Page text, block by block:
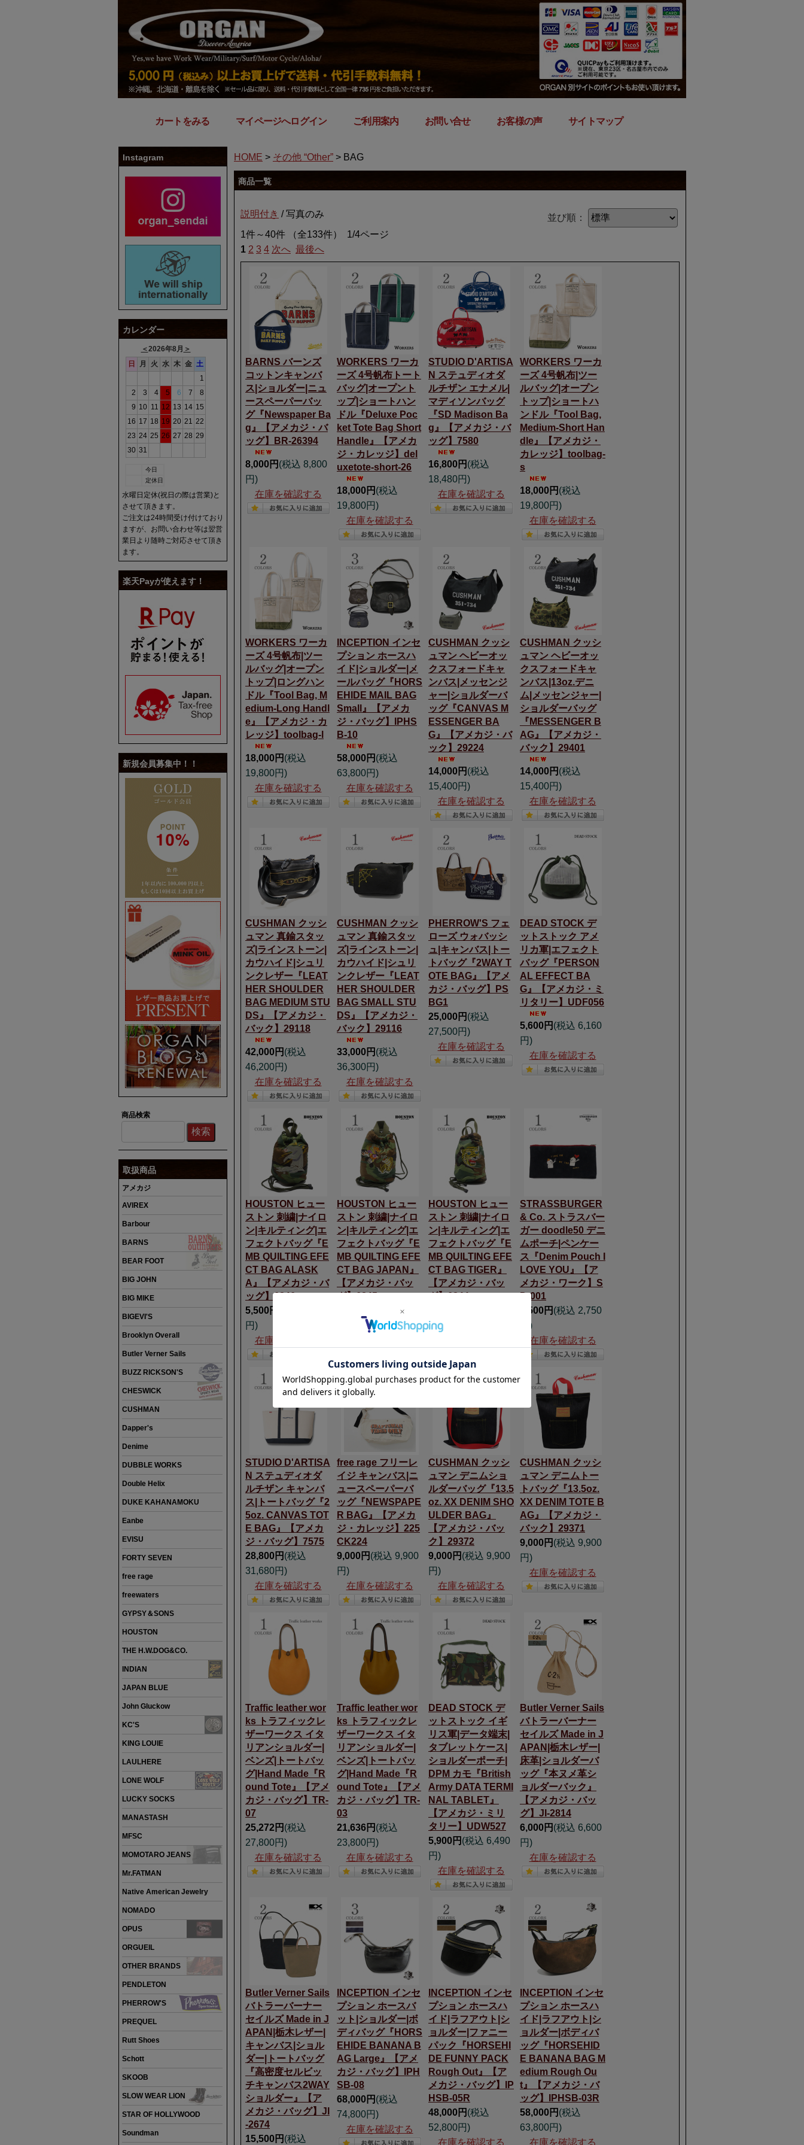
カートをみる マイページへログイン ご利用案内 お問い合せ お客様の声 サイトマップ
Instagram
カレンダー
＜2026年8月 ＞
日
月 火 水 木 金 土
1
2
3 4 5 6 7
8
9 10 11 12 13 14 15
16 17 18 19 20 21 22
23 24 25 26 27 28 29
30 31
今日
定休日
水曜日定休(祝日の際は営業)と
させて頂きます。
ご注文は24時間受け付けており
ますが、お問い合わせ等は翌営
業日より随時ご対応させて頂き
ます。
楽天Payが使えます！
新規会員募集中！！
商品検索
取扱商品
アメカジ
AVIREX
Barbour
BARNS
BEAR FOOT
BIG JOHN
BIG MIKE
BIGEVI'S
Brooklyn Overall
Butler Verner Sails
BUZZ RICKSON'S
CHESWICK
CUSHMAN
Dapper's
Denime
DUBBLE WORKS
Double Helix
DUKE KAHANAMOKU
Eanbe
EVISU
FORTY SEVEN
free rage
freewaters
GYPSY＆SONS
HOUSTON
THE H.W.DOG&CO.
INDIAN
JAPAN BLUE
John Gluckow
KC'S
KING LOUIE
LAULHERE
LONE WOLF
LUCKY SOCKS
MANASTASH
MFSC
MOMOTARO JEANS
Mr.FATMAN
Native American Jewelry
NOMADO
OPUS
ORGUEIL
OTHER BRANDS
PENDLETON
PHERROW'S
PREQUEL
Rutt Shoes
Schott
SKOOB
SLOW WEAR LION
STAR OF HOLLYWOOD
Soundman
HOME > その他 “Other” > BAG
商品一覧
並び順：
説明付き / 写真のみ
1件～40件 （全133件） 1/4ページ
1 2 3 4 次へ 最後へ
BARNS バーンズ
コットンキャンバ
ス|ショルダー|ニュ
ースペーパーバッ
グ『Newspaper Ba
g』【アメカジ・バ
ッグ】BR-26394
8,000円 (税込 8,800
円)
在庫を確認する
WORKERS ワーカ
ーズ 4号帆布トート
バッグ|オープント
ップ|ショートハン
ドル『Deluxe Poc
ket Tote Bag Short
Handle』【アメカ
ジ・カレッジ】del
uxetote-short-26
18,000円 (税込
19,800円)
在庫を確認する
STUDIO D'ARTISA
N ステュディオダ
ルチザン エナメル|
マディソンバッグ
『SD Madison Ba
g』【アメカジ・バ
ッグ】7580
16,800円 (税込
18,480円)
在庫を確認する
WORKERS ワーカ
ーズ 4号帆布|ツー
ルバッグ|オープン
トップ|ショートハ
ンドル『Tool Bag,
Medium-Short Han
dle』【アメカジ・
カレッジ】toolbag-
s
18,000円 (税込
19,800円)
在庫を確認する
WORKERS ワーカ
ーズ 4号帆布|ツー
ルバッグ|オープン
トップ|ロングハン
ドル『Tool Bag, M
edium-Long Handl
e』【アメカジ・カ
レッジ】toolbag-l
18,000円 (税込
19,800円)
在庫を確認する
INCEPTION インセ
プション ホースハ
イド|ショルダー|メ
ールバッグ『HORS
EHIDE MAIL BAG
Small』【アメカ
ジ・バッグ】IPHS
B-10
58,000円 (税込
63,800円)
在庫を確認する
CUSHMAN クッシ
ュマン ヘビーオッ
クスフォードキャ
ンバス|メッセンジ
ャー|ショルダーバ
ッグ『CANVAS M
ESSENGER BA
G』【アメカジ・バ
ック】29224
14,000円 (税込
15,400円)
在庫を確認する
CUSHMAN クッシ
ュマン ヘビーオッ
クスフォードキャ
ンバス|13oz.デニ
ム|メッセンジャー|
ショルダーバッグ
『MESSENGER B
AG』【アメカジ・
バック】29401
14,000円 (税込
15,400円)
在庫を確認する
CUSHMAN クッシ
ュマン 真鍮スタッ
ズ|ラインストーン|
カウハイド|シュリ
ンクレザー『LEAT
HER SHOULDER
BAG MEDIUM STU
DS』【アメカジ・
バック】29118
42,000円 (税込
46,200円)
在庫を確認する
CUSHMAN クッシ
ュマン 真鍮スタッ
ズ|ラインストーン|
カウハイド|シュリ
ンクレザー『LEAT
HER SHOULDER
BAG SMALL STU
DS』【アメカジ・
バック】29116
33,000円 (税込
36,300円)
在庫を確認する
PHERROW'S フェ
ローズ ウォバッシ
ュ|キャンバス|トー
トバッグ『2WAY T
OTE BAG』【アメ
カジ・バッグ】PS
BG1
25,000円 (税込
27,500円)
在庫を確認する
DEAD STOCK デ
ットストック アメ
リカ軍|エフェクト
バッグ『PERSON
AL EFFECT BA
G』【アメカジ・ミ
リタリー】UDF056
5,600円 (税込 6,160
円)
在庫を確認する
HOUSTON ヒュー
ストン 刺繍|ナイロ
ン|キルティング|エ
フェクトバッグ『E
MB QUILTING EFE
CT BAG ALASK
A』【アメカジ・バ
ッグ】6846
5,500円
円)
在庫を確認する
HOUSTON ヒュー
ストン 刺繍|ナイロ
ン|キルティング|エ
フェクトバッグ『E
MB QUILTING EFE
CT BAG JAPAN』
【アメカジ・バッ
グ】6845
(税込 6,050
HOUSTON ヒュー
ストン 刺繍|ナイロ
ン|キルティング|エ
フェクトバッグ『E
MB QUILTING EFE
CT BAG TIGER』
【アメカジ・バッ
グ】6844
円)
STRASSBURGER
& Co. ストラスバー
ガー doodle50 デニ
ムポーチ|ペンケー
ス『Denim Pouch I
LOVE YOU』【ア
メカジ・ワーク】S
D-001
2,500円 (税込 2,750
円)
在庫を確認する
STUDIO D'ARTISA
N ステュディオダ
ルチザン キャンバ
ス|トートバッグ『2
5oz. CANVAS TOT
E BAG』【アメカ
ジ・バッグ】7575
28,800円 (税込
31,680円)
在庫を確認する
free rage フリーレ
イジ キャンバス|ニ
ュースペーパーバ
ッグ『NEWSPAPE
R BAG』【アメカ
ジ・カレッジ】225
CK224
9,000円 (税込 9,900
円)
在庫を確認する
CUSHMAN クッシ
ュマン デニムショ
ルダーバッグ『13.5
oz. XX DENIM SHO
ULDER BAG』
【アメカジ・バッ
ク】29372
9,000円 (税込 9,900
円)
在庫を確認する
CUSHMAN クッシ
ュマン デニムトー
トバッグ『13.5oz.
XX DENIM TOTE B
AG』【アメカジ・
バック】29371
9,000円 (税込 9,900
円)
在庫を確認する
Traffic leather wor
ks トラフィックレ
ザーワークス イタ
リアンショルダー|
ベンズ|トートバッ
グ|Hand Made『R
ound Tote』【アメ
カジ・バッグ】TR-
07
25,272円 (税込
27,800円)
在庫を確認する
Traffic leather wor
ks トラフィックレ
ザーワークス イタ
リアンショルダー|
ベンズ|トートバッ
グ|Hand Made『R
ound Tote』【アメ
カジ・バッグ】TR-
03
21,636円 (税込
23,800円)
在庫を確認する
DEAD STOCK デ
ットストック イギ
リス軍|データ端末|
タブレットケース|
ショルダーポーチ|
DPM カモ『British
Army DATA TERMI
NAL TABLET』
【アメカジ・ミリ
タリー】UDW527
5,900円 (税込 6,490
円)
在庫を確認する
Butler Verner Sails
バトラーバーナー
セイルズ Made in J
APAN|栃木レザー|
床革|ショルダーバ
ッグ『本ヌメ革シ
ョルダーバック』
【アメカジ・バッ
グ】JI-2814
6,000円 (税込 6,600
円)
在庫を確認する
Butler Verner Sails
バトラーバーナー
セイルズ Made in J
APAN|栃木レザー|
キャンバス|ショル
ダー|トートバッグ
『高密度セルビッ
チキャンバス2WAY
ショルダー』【ア
メカジ・バッグ】JI
-2674
15,500円 (税込
INCEPTION インセ
プション ホースバ
ット|ショルダー|ボ
ディバッグ『HORS
EHIDE BANANA B
AG Large』【アメ
カジ・バッグ】IPH
SB-08
68,000円 (税込
74,800円)
在庫を確認する
INCEPTION インセ
プション ホースハ
イド|ラフアウト|シ
ョルダー|ファニー
パック『HORSEHI
DE FUNNY PACK
Rough Out』【ア
メカジ・バッグ】IP
HSB-05R
48,000円 (税込
52,800円)
在庫を確認する
INCEPTION インセ
プション ホースハ
イド|ラフアウト|シ
ョルダー|ボディバ
ッグ『HORSEHID
E BANANA BAG M
edium Rough Ou
t』【アメカジ・バ
ッグ】IPHSB-03R
58,000円 (税込
63,800円)
在庫を確認する